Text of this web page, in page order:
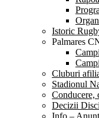
Istoric
Palmares
Cluburi
Stadionul
Conducere,
Decizii
Info –